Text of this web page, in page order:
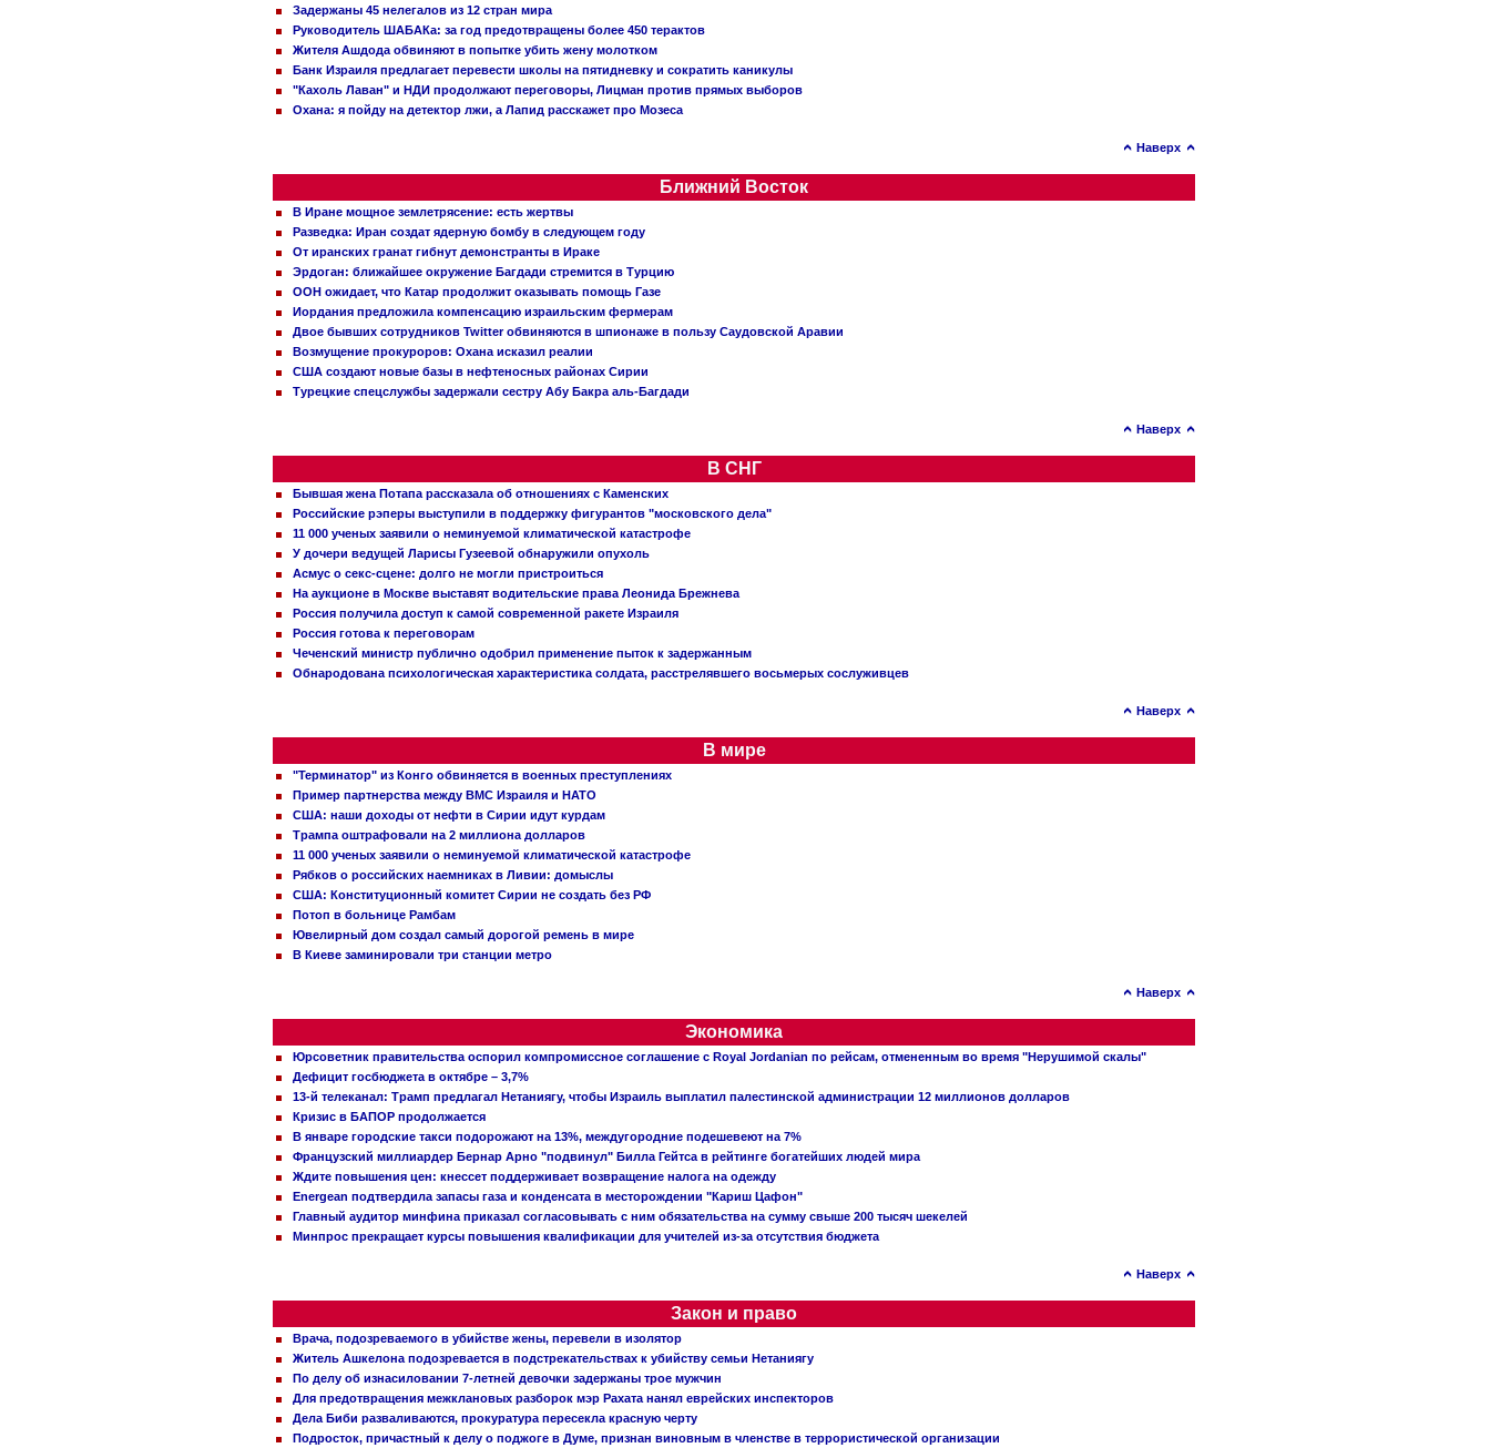
Задержаны 45 нелегалов из 12 стран мира
Руководитель ШАБАКа: за год предотвращены более 450 терактов
Жителя Ашдода обвиняют в попытке убить жену молотком
Банк Израиля предлагает перевести школы на пятидневку и сократить каникулы
"Кахоль Лаван" и НДИ продолжают переговоры, Лицман против прямых выборов
Охана: я пойду на детектор лжи, а Лапид расскажет про Мозеса
Наверх
Ближний Восток
В Иране мощное землетрясение: есть жертвы
Разведка: Иран создат ядерную бомбу в следующем году
От иранских гранат гибнут демонстранты в Ираке
Эрдоган: ближайшее окружение Багдади стремится в Турцию
ООН ожидает, что Катар продолжит оказывать помощь Газе
Иордания предложила компенсацию израильским фермерам
Двое бывших сотрудников Twitter обвиняются в шпионаже в пользу Саудовской Аравии
Возмущение прокуроров: Охана исказил реалии
США создают новые базы в нефтеносных районах Сирии
Турецкие спецслужбы задержали сестру Абу Бакра аль-Багдади
Наверх
В СНГ
Бывшая жена Потапа рассказала об отношениях с Каменских
Российские рэперы выступили в поддержку фигурантов "московского дела"
11 000 ученых заявили о неминуемой климатической катастрофе
У дочери ведущей Ларисы Гузеевой обнаружили опухоль
Асмус о секс-сцене: долго не могли пристроиться
На аукционе в Москве выставят водительские права Леонида Брежнева
Россия получила доступ к самой современной ракете Израиля
Россия готова к переговорам
Чеченский министр публично одобрил применение пыток к задержанным
Обнародована психологическая характеристика солдата, расстрелявшего восьмерых сослуживцев
Наверх
В мире
"Терминатор" из Конго обвиняется в военных преступлениях
Пример партнерства между ВМС Израиля и НАТО
США: наши доходы от нефти в Сирии идут курдам
Трампа оштрафовали на 2 миллиона долларов
11 000 ученых заявили о неминуемой климатической катастрофе
Рябков о российских наемниках в Ливии: домыслы
США: Конституционный комитет Сирии не создать без РФ
Потоп в больнице Рамбам
Ювелирный дом создал самый дорогой ремень в мире
В Киеве заминировали три станции метро
Наверх
Экономика
Юрсоветник правительства оспорил компромиссное соглашение с Royal Jordanian по рейсам, отмененным во время "Нерушимой скалы"
Дефицит госбюджета в октябре – 3,7%
13-й телеканал: Трамп предлагал Нетаниягу, чтобы Израиль выплатил палестинской администрации 12 миллионов долларов
Кризис в БАПОР продолжается
В январе городские такси подорожают на 13%, междугородние подешевеют на 7%
Французский миллиардер Бернар Арно "подвинул" Билла Гейтса в рейтинге богатейших людей мира
Ждите повышения цен: кнессет поддерживает возвращение налога на одежду
Energean подтвердила запасы газа и конденсата в месторождении "Кариш Цафон"
Главный аудитор минфина приказал согласовывать с ним обязательства на сумму свыше 200 тысяч шекелей
Минпрос прекращает курсы повышения квалификации для учителей из-за отсутствия бюджета
Наверх
Закон и право
Врача, подозреваемого в убийстве жены, перевели в изолятор
Житель Ашкелона подозревается в подстрекательствах к убийству семьи Нетаниягу
По делу об изнасиловании 7-летней девочки задержаны трое мужчин
Для предотвращения межклановых разборок мэр Рахата нанял еврейских инспекторов
Дела Биби разваливаются, прокуратура пересекла красную черту
Подросток, причастный к делу о поджоге в Думе, признан виновным в членстве в террористической организации